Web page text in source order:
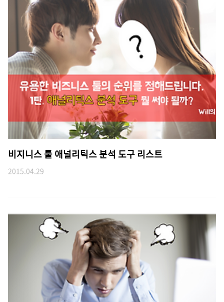
비지니스 툴 애널리틱스 분석 도구 리스트
2015.04.29